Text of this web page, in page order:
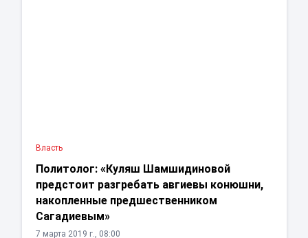
Власть
Политолог: «Куляш Шамшидиновой
предстоит разгребать авгиевы конюшни,
накопленные предшественником
Сагадиевым»
7 марта 2019 г., 08:00